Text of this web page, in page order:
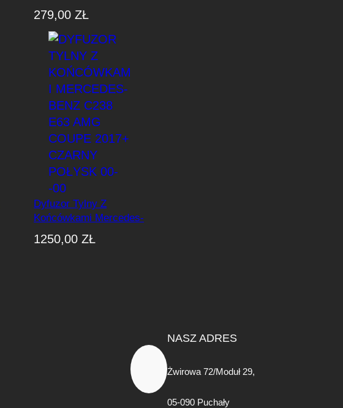
Style Carny Połysk+
Chrome (do Kamery
360)
279,00ZŁ
Dyfuzor Tylny Z
Końcówkami Mercedes-
Coupe 2017+ Czarny
1250,00ZŁ
NASZ ADRES
Żwirowa 72/Moduł 29,
05-090 Puchały